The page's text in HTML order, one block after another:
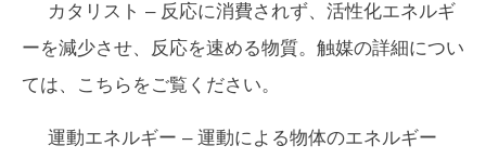
カタリスト – 反応に消費されず、活性化エネルギ
ーを減少させ、反応を速める物質。触媒の詳細につい
ては、こちらをご覧ください。
運動エネルギー – 運動による物体のエネルギー